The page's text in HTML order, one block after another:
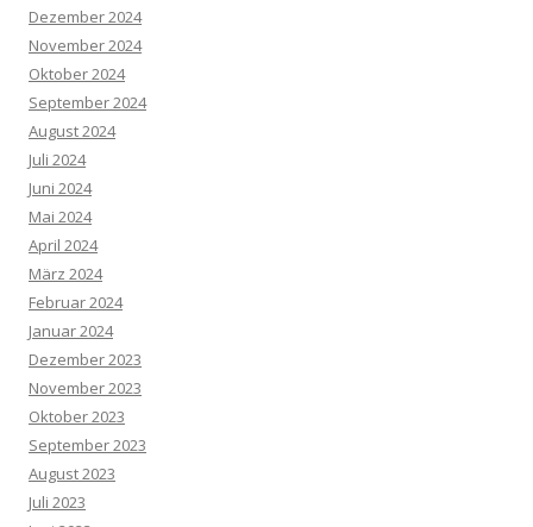
Dezember 2024
November 2024
Oktober 2024
September 2024
August 2024
Juli 2024
Juni 2024
Mai 2024
April 2024
März 2024
Februar 2024
Januar 2024
Dezember 2023
November 2023
Oktober 2023
September 2023
August 2023
Juli 2023